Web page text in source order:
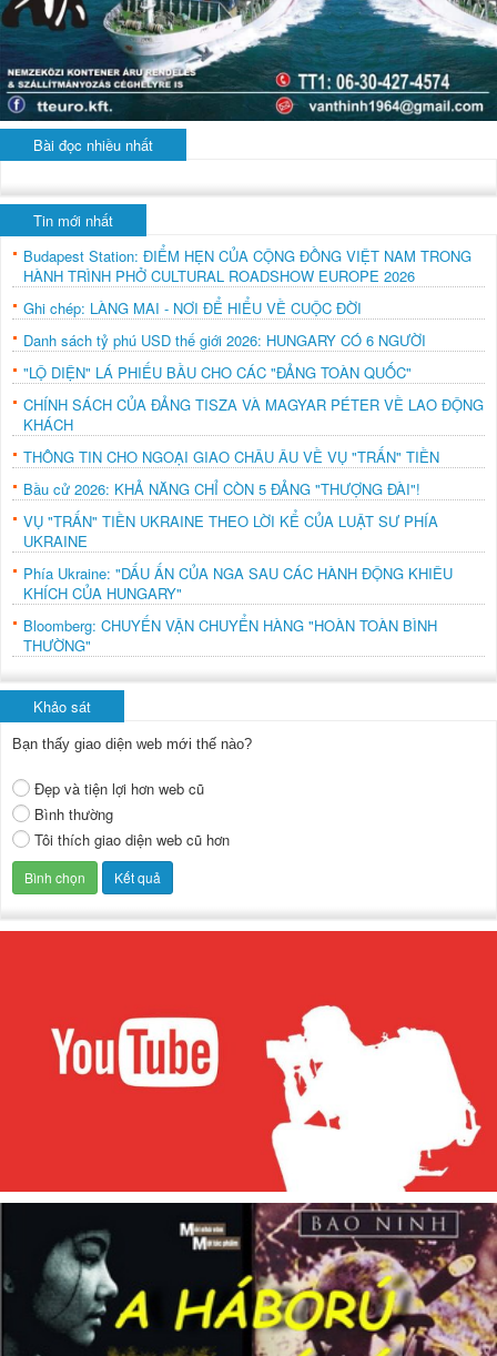
Bài đọc nhiều nhất
Tin mới nhất
Budapest Station: ĐIỂM HẸN CỦA CỘNG ĐỒNG VIỆT NAM TRONG
HÀNH TRÌNH PHỞ CULTURAL ROADSHOW EUROPE 2026
Ghi chép: LÀNG MAI - NƠI ĐỂ HIỂU VỀ CUỘC ĐỜI
Danh sách tỷ phú USD thế giới 2026: HUNGARY CÓ 6 NGƯỜI
"LỘ DIỆN" LÁ PHIẾU BẦU CHO CÁC "ĐẢNG TOÀN QUỐC"
CHÍNH SÁCH CỦA ĐẢNG TISZA VÀ MAGYAR PÉTER VỀ LAO ĐỘNG
KHÁCH
THÔNG TIN CHO NGOẠI GIAO CHÂU ÂU VỀ VỤ "TRẤN" TIỀN
Bầu cử 2026: KHẢ NĂNG CHỈ CÒN 5 ĐẢNG "THƯỢNG ĐÀI"!
VỤ "TRẤN" TIỀN UKRAINE THEO LỜI KỂ CỦA LUẬT SƯ PHÍA
UKRAINE
Phía Ukraine: "DẤU ẤN CỦA NGA SAU CÁC HÀNH ĐỘNG KHIÊU
KHÍCH CỦA HUNGARY"
Bloomberg: CHUYẾN VẬN CHUYỂN HÀNG "HOÀN TOÀN BÌNH
THƯỜNG"
Khảo sát
Bạn thấy giao diện web mới thế nào?
Đẹp và tiện lợi hơn web cũ
Bình thường
Tôi thích giao diện web cũ hơn